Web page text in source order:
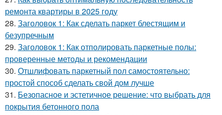
ремонта квартиры в 2025 году
28. Заголовок 1: Как сделать паркет блестящим и
безупречным
29. Заголовок 1: Как отполировать паркетные полы:
проверенные методы и рекомендации
30. Отшлифовать паркетный пол самостоятельно:
простой способ сделать свой дом лучше
31. Безопасное и эстетичное решение: что выбрать для
покрытия бетонного пола